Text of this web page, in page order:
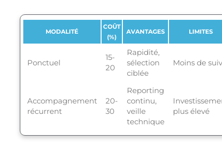
MODALITÉ
COÛT
(%)
AVANTAGES LIMITES
Ponctuel
15-
20
Rapidité,
sélection
ciblée
Moins de
Accompagnement
récurrent
20-
30
Reporting
continu,
veille
technique
plus élevé